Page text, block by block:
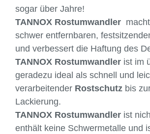
sogar über Jahre!
TANNOX Rostumwandler
schwer entfernbaren,
und verbessert die Haftung des
TANNOX Rostumwandler ist im
geradezu ideal als schnell und
verarbeitender Rostschutz bis
Lackierung.
TANNOX Rostumwandler ist
enthält keine Schwermetalle und